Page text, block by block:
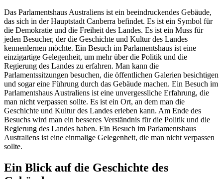
Das Parlamentshaus Australiens ist ein beeindruckendes Gebäude,
das sich in der Hauptstadt Canberra befindet. Es ist ein Symbol für
die Demokratie und die Freiheit des Landes. Es ist ein Muss für
jeden Besucher, der die Geschichte und Kultur des Landes
kennenlernen möchte. Ein Besuch im Parlamentshaus ist eine
einzigartige Gelegenheit, um mehr über die Politik und die
Regierung des Landes zu erfahren. Man kann die
Parlamentssitzungen besuchen, die öffentlichen Galerien besichtigen
und sogar eine Führung durch das Gebäude machen. Ein Besuch im
Parlamentshaus Australiens ist eine unvergessliche Erfahrung, die
man nicht verpassen sollte. Es ist ein Ort, an dem man die
Geschichte und Kultur des Landes erleben kann. Am Ende des
Besuchs wird man ein besseres Verständnis für die Politik und die
Regierung des Landes haben. Ein Besuch im Parlamentshaus
Australiens ist eine einmalige Gelegenheit, die man nicht verpassen
sollte.
Ein Blick auf die Geschichte des